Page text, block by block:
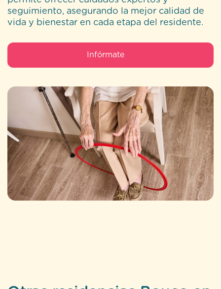
seguimiento, asegurando la mejor calidad de
vida y bienestar en cada etapa del residente.
Infórmate